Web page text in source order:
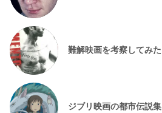
難解映画を考察してみた
ジブリ映画の都市伝説集